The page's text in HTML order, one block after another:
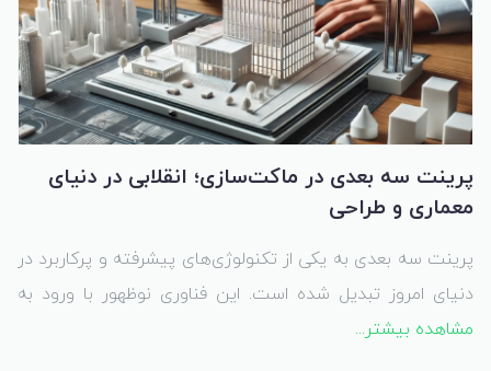
پرینت سه بعدی در ماکت‌سازی؛ انقلابی در دنیای
معماری و طراحی
پرینت سه بعدی به یکی از تکنولوژی‌های پیشرفته و پرکاربرد در
دنیای امروز تبدیل شده است. این فناوری نوظهور با ورود به
حوزه ماکت‌سازی توانسته است تحولی اساسی در ساخت
مشاهده بیشتر...